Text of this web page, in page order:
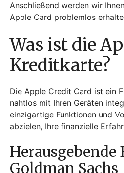
Anschließend werden wir
Apple Card problemlos
Was ist die
Kreditkarte?
Die Apple Credit Card ist ein
nahtlos mit Ihren Geräten
einzigartige Funktionen und
abzielen, Ihre finanzielle
Herausgebende
Goldman Sachs